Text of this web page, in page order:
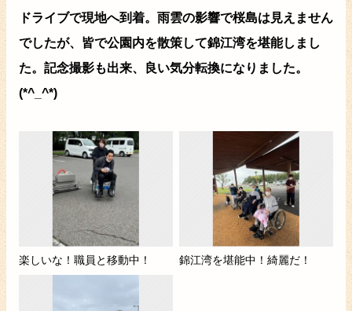
ドライブで現地へ到着。雨雲の影響で桜島は見えません
でしたが、皆で公園内を散策して錦江湾を堪能しまし
た。記念撮影も出来、良い気分転換になりました。
(*^_^*)
楽しいな！職員と移動中！ 錦江湾を堪能中！綺麗だ！